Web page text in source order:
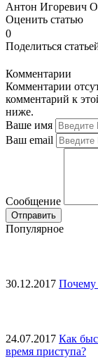
Антон Игоревич
Оценить статью
0
Поделиться
Комментарии
Комментарии
комментарий к
ниже.
Ваше имя
Ваш email
Сообщение
Популярное
30.12.2017 Почему
24.07.2017 Как
время приступа?